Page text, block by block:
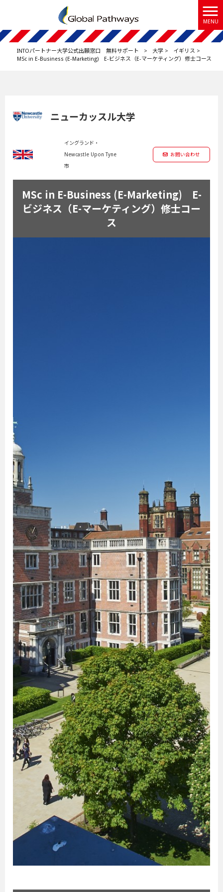
MENU
INTOパートナー大学公式出願窓口 無料サポート > 大学 > イギリス >
MSc in E-Business (E-Marketing) E-ビジネス（E-マーケティング）修士コース
ニューカッスル大学
イングランド・
Newcastle Upon Tyne
市
お問い合わせ
MSc in E-Business (E-Marketing) E-
ビジネス（E-マーケティング）修士コー
ス